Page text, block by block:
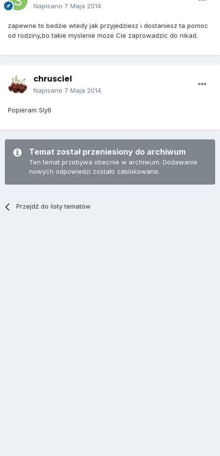
Napisano 7 Maja 2014
zapewne to bedzie wtedy jak przyjedziesz i dostaniesz ta pomoc
od rodziny,bo takie myslenie moze Cie zaprowadzic do nikad.
chrusciel
Napisano 7 Maja 2014
Popieram Sly6
Temat został przeniesiony do archiwum
Ten temat przebywa obecnie w archiwum. Dodawanie
nowych odpowiedzi zostało zablokowane.
Przejdź do listy tematów